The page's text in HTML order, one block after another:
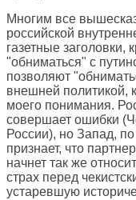
Многим все
российской
газетные
"обниматься" с
позволяют
внешней политикой,
моего понимания.
совершает ошибки
России), но Запад,
признает, что
начнет так же
страх перед
устаревшую